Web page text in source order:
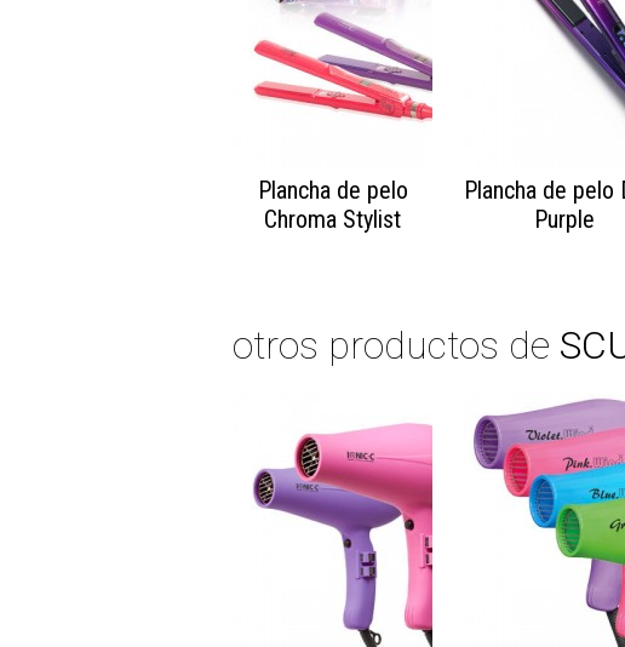
Plancha de pelo
Chroma Stylist
Plancha de pelo
Purple
otros productos de